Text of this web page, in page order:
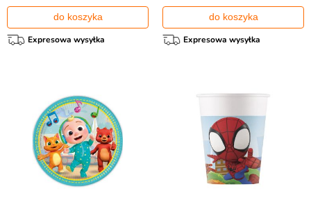
do koszyka
Expresowa wysyłka
do koszyka
Expresowa wysyłka